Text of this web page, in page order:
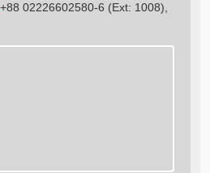
+88 02226602580-6 (Ext: 1008),